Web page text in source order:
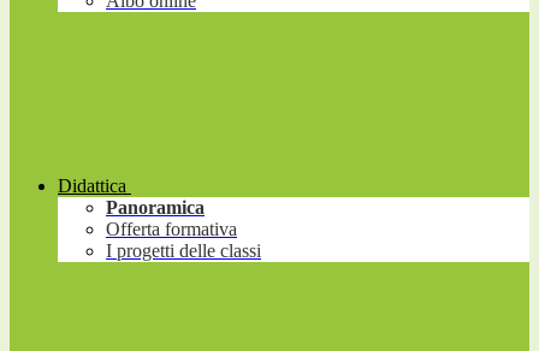
Didattica
Panoramica
Offerta formativa
I progetti delle classi